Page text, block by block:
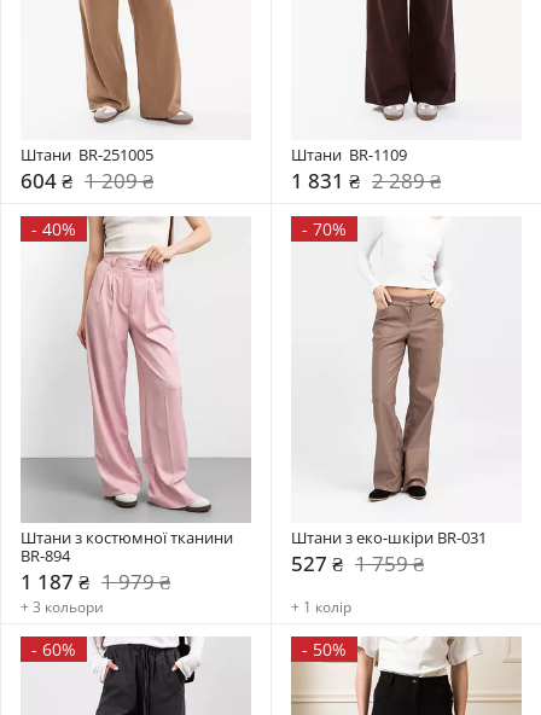
Штани  BR-251005
604 ₴ 1 209 ₴
Штани  BR-1109
1 831 ₴ 2 289 ₴
- 40%
Штани з костюмної тканини
BR-894
1 187 ₴ 1 979 ₴
+ 3 кольори
- 70%
Штани з еко-шкіри BR-031
527 ₴ 1 759 ₴
+ 1 колір
- 60% - 50%